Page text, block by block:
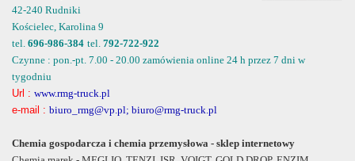
42-240 Rudniki
Kościelec, Karolina 9
tel. 696-986-384 tel. 792-722-922
Czynne : pon.-pt. 7.00 - 20.00 zamówienia online 24 h przez 7 dni w
tygodniu
Url : www.rmg-truck.pl
e-mail : biuro_rmg@vp.pl; biuro@rmg-truck.pl
Chemia gospodarcza i chemia przemysłowa - sklep internetowy